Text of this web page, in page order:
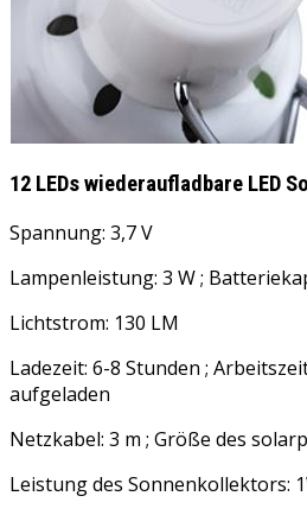
12 LEDs wiederaufladbare LED
Spannung: 3,7 V
Lampenleistung: 3 W ;
Lichtstrom: 130 LM
Ladezeit: 6-8 Stunden ;
aufgeladen
Netzkabel: 3 m ; Größe des
Leistung des Sonnenkollektors: